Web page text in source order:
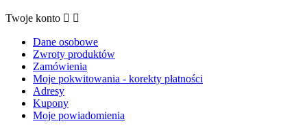
Twoje konto  
Dane osobowe
Zwroty produktów
Zamówienia
Moje pokwitowania - korekty płatności
Adresy
Kupony
Moje powiadomienia